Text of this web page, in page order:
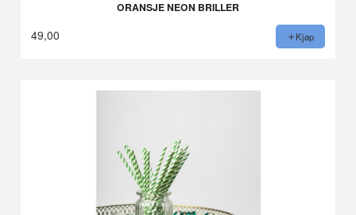
ORANSJE NEON BRILLER
49,00 Kjøp